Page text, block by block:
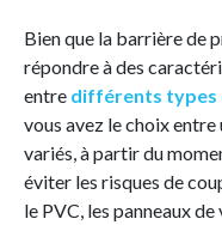
Bien que la barrière de
répondre à des
entre différents types
vous avez le choix
variés, à partir du
éviter les risques de
le PVC, les panneaux